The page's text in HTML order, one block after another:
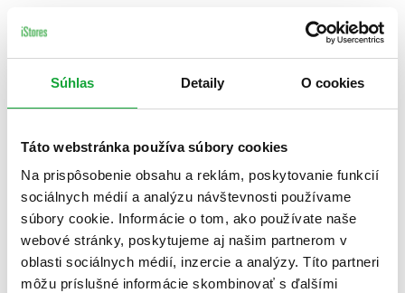
Súhlas Detaily O cookies
Táto webstránka používa súbory cookies
Na prispôsobenie obsahu a reklám, poskytovanie funkcií
sociálnych médií a analýzu návštevnosti používame
súbory cookie. Informácie o tom, ako používate naše
webové stránky, poskytujeme aj našim partnerom v
oblasti sociálnych médií, inzercie a analýzy. Títo partneri
môžu príslušné informácie skombinovať s ďalšími